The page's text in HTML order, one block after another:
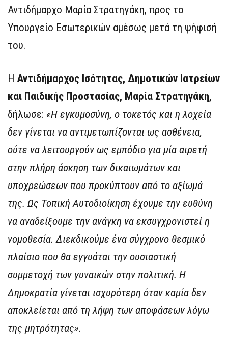
Αντιδήμαρχο Μαρία Στρατηγάκη, προς το
Υπουργείο Εσωτερικών αμέσως μετά τη ψήφισή
του.
Η Αντιδήμαρχος Ισότητας, Δημοτικών Ιατρείων
και Παιδικής Προστασίας, Μαρία Στρατηγάκη,
δήλωσε: «Η εγκυμοσύνη, ο τοκετός και η λοχεία
δεν γίνεται να αντιμετωπίζονται ως ασθένεια,
ούτε να λειτουργούν ως εμπόδιο για μία αιρετή
στην πλήρη άσκηση των δικαιωμάτων και
υποχρεώσεων που προκύπτουν από το αξίωμά
της. Ως Τοπική Αυτοδιοίκηση έχουμε την ευθύνη
να αναδείξουμε την ανάγκη να εκσυγχρονιστεί η
νομοθεσία. Διεκδικούμε ένα σύγχρονο θεσμικό
πλαίσιο που θα εγγυάται την ουσιαστική
συμμετοχή των γυναικών στην πολιτική. Η
Δημοκρατία γίνεται ισχυρότερη όταν καμία δεν
αποκλείεται από τη λήψη των αποφάσεων λόγω
της μητρότητας».